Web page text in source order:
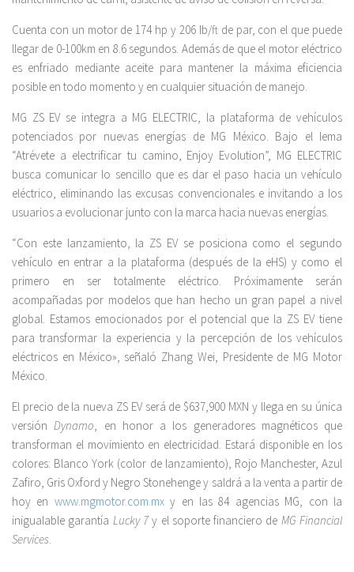
Cuenta con un motor de 174 hp y 206 lb/ft de par, con el que puede
llegar de 0-100km en 8.6 segundos. Además de que el motor eléctrico
es enfriado mediante aceite para mantener la máxima eficiencia
posible en todo momento y en cualquier situación de manejo.
MG ZS EV se integra a MG ELECTRIC, la plataforma de vehículos
potenciados por nuevas energías de MG México. Bajo el lema
“Atrévete a electrificar tu camino, Enjoy Evolution”, MG ELECTRIC
busca comunicar lo sencillo que es dar el paso hacia un vehículo
eléctrico, eliminando las excusas convencionales e invitando a los
usuarios a evolucionar junto con la marca hacia nuevas energías.
“Con este lanzamiento, la ZS EV se posiciona como el segundo
vehículo en entrar a la plataforma (después de la eHS) y como el
primero en ser totalmente eléctrico. Próximamente serán
acompañadas por modelos que han hecho un gran papel a nivel
global. Estamos emocionados por el potencial que la ZS EV tiene
para transformar la experiencia y la percepción de los vehículos
eléctricos en México», señaló Zhang Wei, Presidente de MG Motor
México.
El precio de la nueva ZS EV será de $637,900 MXN y llega en su única
versiónDynamo , en honor a los generadores magnéticos que
transforman el movimiento en electricidad. Estará disponible en los
colores: Blanco York (color de lanzamiento), Rojo Manchester, Azul
Zafiro, Gris Oxford y Negro Stonehenge y saldrá a la venta a partir de
hoy en www.mgmotor.com.mxy en las 84 agencias MG, con la
inigualable garantía Lucky 7y el soporte financiero de MG Financial
Services